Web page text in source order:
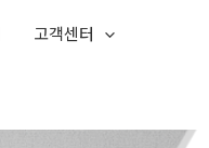
고객센터